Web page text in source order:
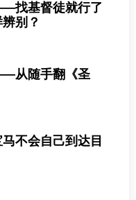
找基督徒就行了
别？
从随手翻《圣
不会自己到达目